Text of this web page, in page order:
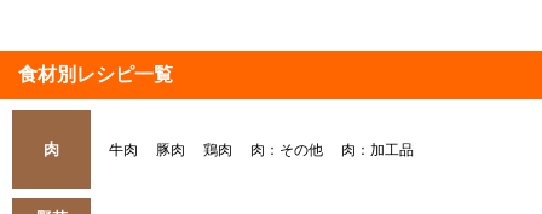
食材別レシピ一覧
肉 牛肉 豚肉 鶏肉 肉：その他 肉：加工品